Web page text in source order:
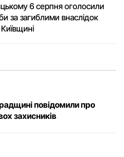
6 серпня оголосили
за загиблими внаслідок
повідомили про
захисників